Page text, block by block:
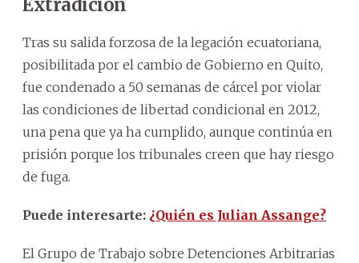
Extradición
Tras su salida forzosa de la legación ecuatoriana,
posibilitada por el cambio de Gobierno en Quito,
fue condenado a 50 semanas de cárcel por violar
las condiciones de libertad condicional en 2012,
una pena que ya ha cumplido, aunque continúa en
prisión porque los tribunales creen que hay riesgo
de fuga.
Puede interesarte: ¿Quién es Julian Assange?
El Grupo de Trabajo sobre Detenciones Arbitrarias